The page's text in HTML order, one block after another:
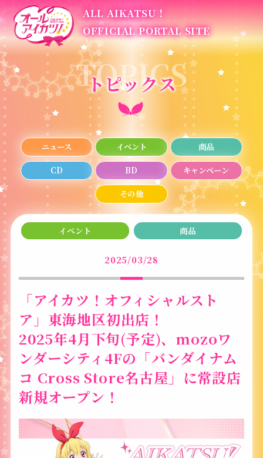
ALL AIKATSU！
OFFICIAL PORTAL SITE
トピックス
ニュース イベント 商品
CD BD キャンペーン
その他
イベント 商品
2025/03/28
「アイカツ！オフィシャルスト
ア」東海地区初出店！
2025年4月下旬(予定)、mozoワ
ンダーシティ4Fの「バンダイナム
コ Cross Store名古屋」に常設店
新規オープン！